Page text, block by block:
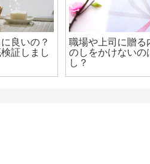
良いの？
証しまし
職場や上司に贈る
のしをかけないの
し？